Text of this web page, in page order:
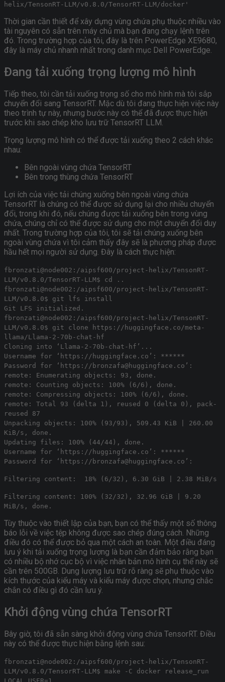
helix/TensonRT-LLM/v0.8.0/TensorRT-LLM/docker'
Thời gian cần thiết để xây dựng vùng chứa phụ thuộc nhiều vào
tài nguyên có sẵn trên máy chủ mà bạn đang chạy lệnh trên
đó. Trong trường hợp của tôi, đây là trên PowerEdge XE9680,
đây là máy chủ nhanh nhất trong danh mục Dell PowerEdge.
Đang tải xuống trọng lượng mô hình
Tiếp theo, tôi cần tải xuống trọng số cho mô hình mà tôi sắp
chuyển đổi sang TensorRT. Mặc dù tôi đang thực hiện việc này
theo trình tự này, nhưng bước này có thể đã được thực hiện
trước khi sao chép kho lưu trữ TensorRT LLM.
Trọng lượng mô hình có thể được tải xuống theo 2 cách khác
nhau:
Bên ngoài vùng chứa TensorRT
Bên trong thùng chứa TensorRT
Lợi ích của việc tải chúng xuống bên ngoài vùng chứa
TensorRT là chúng có thể được sử dụng lại cho nhiều chuyển
đổi, trong khi đó, nếu chúng được tải xuống bên trong vùng
chứa, chúng chỉ có thể được sử dụng cho một chuyển đổi duy
nhất. Trong trường hợp của tôi, tôi sẽ tải chúng xuống bên
ngoài vùng chứa vì tôi cảm thấy đây sẽ là phương pháp được
hầu hết mọi người sử dụng. Đây là cách thực hiện:
fbronzati@node002:/aipsf600/project-helix/TensonRT-
LLM/v0.8.0/TensorRT-LLM$ cd ..
fbronzati@node002:/aipsf600/project-helix/TensonRT-
LLM/v0.8.0$ git lfs install
Git LFS initialized.
fbronzati@node002:/aipsf600/project-helix/TensonRT-
LLM/v0.8.0$ git clone https://huggingface.co/meta-
llama/Llama-2-70b-chat-hf
Cloning into ‘Llama-2-70b-chat-hf’...
Username for ‘https://huggingface.co’: ******
Password for ‘https://bronzafa@huggingface.co’:
remote: Enumerating objects: 93, done.
remote: Counting objects: 100% (6/6), done.
remote: Compressing objects: 100% (6/6), done.
remote: Total 93 (delta 1), reused 0 (delta 0), pack-
reused 87
Unpacking objects: 100% (93/93), 509.43 KiB | 260.00
KiB/s, done.
Updating files: 100% (44/44), done.
Username for ‘https://huggingface.co’: ******
Password for ‘https://bronzafa@huggingface.co’:
Filtering content: 18% (6/32), 6.30 GiB | 2.38 MiB/s
Filtering content: 100% (32/32), 32.96 GiB | 9.20
MiB/s, done.
Tùy thuộc vào thiết lập của bạn, bạn có thể thấy một số thông
báo lỗi về việc tệp không được sao chép đúng cách. Những
điều đó có thể được bỏ qua một cách an toàn. Một điều đáng
lưu ý khi tải xuống trọng lượng là bạn cần đảm bảo rằng bạn
có nhiều bộ nhớ cục bộ vì việc nhân bản mô hình cụ thể này sẽ
cần trên 500GB. Dung lượng lưu trữ rõ ràng sẽ phụ thuộc vào
kích thước của kiểu máy và kiểu máy được chọn, nhưng chắc
chắn có điều gì đó cần lưu ý.
Khởi động vùng chứa TensorRT
Bây giờ, tôi đã sẵn sàng khởi động vùng chứa TensorRT. Điều
này có thể được thực hiện bằng lệnh sau:
fbronzati@node002:/aipsf600/project-helix/TensonRT-
LLM/v0.8.0/TensorRT-LLM$ make -C docker release_run